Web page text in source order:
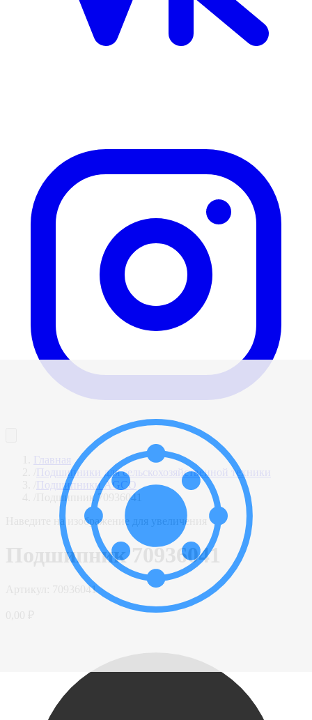
Главная
Подшипники для сельскохозяйственной техники
Подшипники AGCO
Подшипник 70936041
Наведите на изображение для увеличения
Подшипник 70936041
70936041